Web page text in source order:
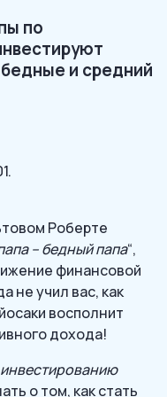
по
и средний
Роберте
– бедный папа“,
финансовой
не учил вас, как
восполнит
дохода!
о том, как стать